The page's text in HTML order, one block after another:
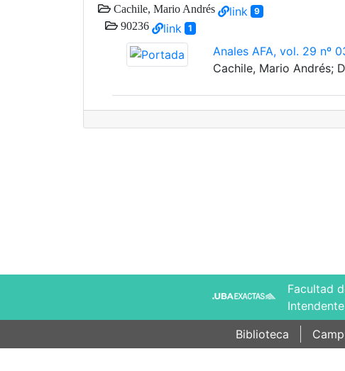
Cachile, Mario Andrés link 9
90236 link 1
Anales AFA, vol. 29 nº
Cachile, Mario Andrés;
Facultad
Biblioteca